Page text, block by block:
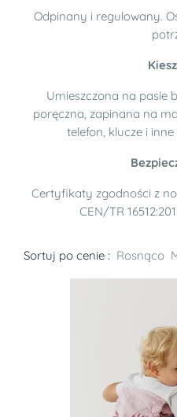
Odpinany i regulowany.
Umieszczona na pasie
poręczna, zapinana na
telefon, klucze i
Certyfikaty zgodności z
CEN/TR
Sortuj po cenie : Rosnąco